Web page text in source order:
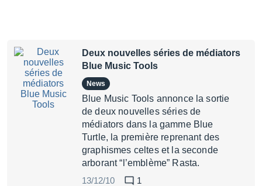
Deux nouvelles séries de médiators
Blue Music Tools
News
Blue Music Tools annonce la sortie
de deux nouvelles séries de
médiators dans la gamme Blue
Turtle, la première reprenant des
graphismes celtes et la seconde
arborant “l’emblème” Rasta.
13/12/10
1